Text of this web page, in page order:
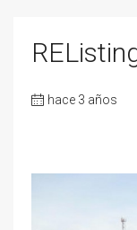
hace 3 años